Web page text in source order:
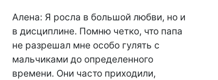
Алена: Я росла в большой любви, но и
в дисциплине. Помню четко, что папа
не разрешал мне особо гулять с
мальчиками до определенного
времени. Они часто приходили,